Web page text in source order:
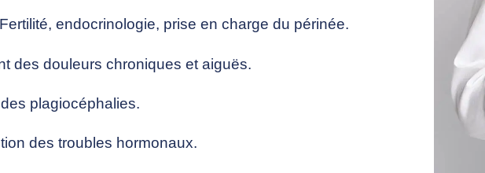
endocrinologie, prise en charge du périnée.
des douleurs chroniques et aiguës.
plagiocéphalies.
des troubles hormonaux.